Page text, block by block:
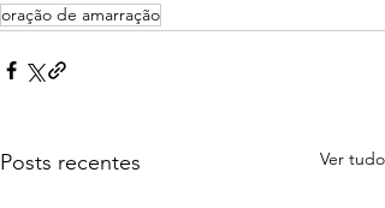
oração de amarração
Posts recentes Ver tudo